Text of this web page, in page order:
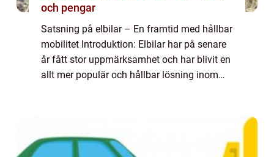
och pengar
Satsning på elbilar – En framtid med hållbar
mobilitet Introduktion: Elbilar har på senare
år fått stor uppmärksamhet och har blivit en
allt mer populär och hållbar lösning inom